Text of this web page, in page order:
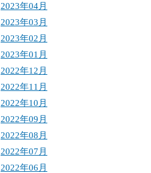
2023年04月
2023年03月
2023年02月
2023年01月
2022年12月
2022年11月
2022年10月
2022年09月
2022年08月
2022年07月
2022年06月